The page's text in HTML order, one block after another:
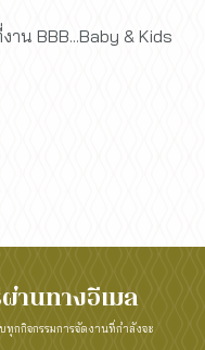
าน BBB...Baby & Kids
านทางอีเมล
กกิจกรรมการจัดงานที่กำลังจะ